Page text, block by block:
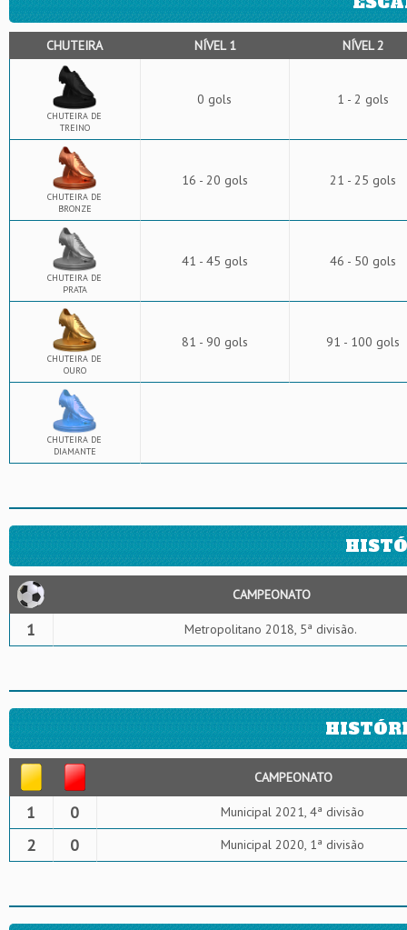
CHUTEIRA NÍVEL 1 NÍVEL 2
CHUTEIRA DE
TREINO
0 gols 1 - 2 gols
CHUTEIRA DE
BRONZE
16 - 20 gols 21 - 25 gols
CHUTEIRA DE
PRATA
41 - 45 gols 46 - 50 gols
CHUTEIRA DE
OURO
81 - 90 gols 91 - 100 gols
CHUTEIRA DE
DIAMANTE
CAMPEONATO
1 Metropolitano 2018, 5ª divisão.
CAMPEONATO
1 0 Municipal 2021, 4ª divisão
2 0 Municipal 2020, 1ª divisão